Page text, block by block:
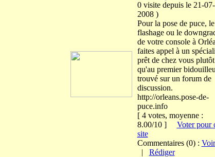
0 visite depuis le 21-07-
2008)
Pour la pose de puce, le
flashage ou le
de votre console à
faites appel à un
prêt de chez vous plutôt
qu'au premier
trouvé sur un forum de
discussion.
http://orleans.pose-de-
puce.info
[ 4 votes, moyenne :
8.00/10 ] Voter pour
site
Commentaires (0) : Voir
| Rédiger